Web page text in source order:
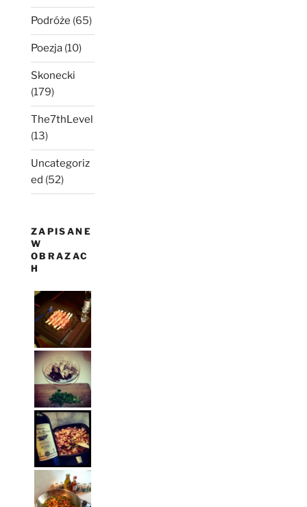
Podróże (65)
Poezja (10)
Skonecki
(179)
The7thLevel
(13)
Uncategoriz
ed (52)
ZAPISANE
W
OBRAZAC
H